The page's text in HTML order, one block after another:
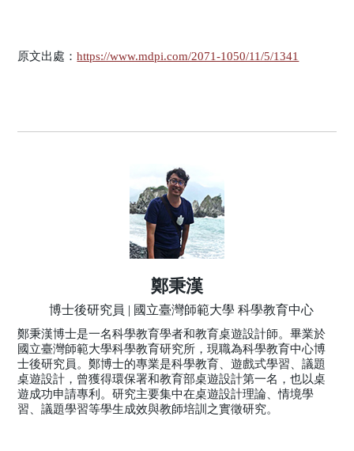
原文出處：https://www.mdpi.com/2071-1050/11/5/1341
鄭秉漢
博士後研究員 | 國立臺灣師範大學 科學教育中心
鄭秉漢博士是一名科學教育學者和教育桌遊設計師。畢業於
國立臺灣師範大學科學教育研究所，現職為科學教育中心博
士後研究員。鄭博士的專業是科學教育、遊戲式學習、議題
桌遊設計，曾獲得環保署和教育部桌遊設計第一名，也以桌
遊成功申請專利。研究主要集中在桌遊設計理論、情境學
習、議題學習等學生成效與教師培訓之實徵研究。